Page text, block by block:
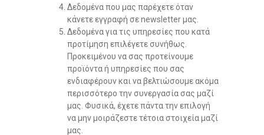
Δεδομένα που μας παρέχετε όταν
κάνετε εγγραφή σε newsletter μας.
Δεδομένα για τις υπηρεσίες που κατά
προτίμηση επιλέγετε συνήθως.
Προκειμένου να σας προτείνουμε
προϊόντα ή υπηρεσίες που σας
ενδιαφέρουν και να βελτιώσουμε ακόμα
περισσότερο την συνεργασία σας μαζί
μας. Φυσικά, έχετε πάντα την επιλογή
να μην μοιράζεστε τέτοια στοιχεία μαζί
μας.